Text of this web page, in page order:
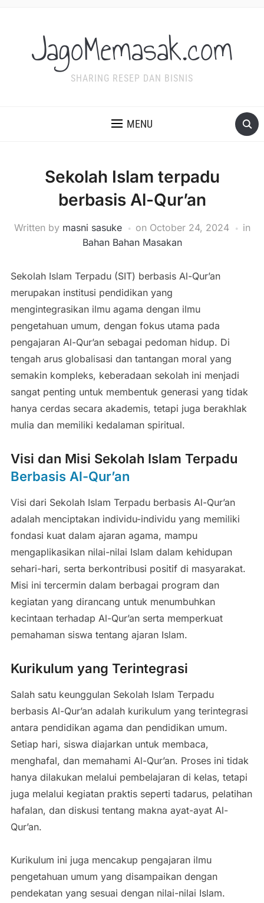
JagoMemasak.com
SHARING RESEP DAN BISNIS
MENU
Sekolah Islam terpadu
berbasis Al-Qur’an
Written by masni sasuke on October 24, 2024
in
Bahan Bahan Masakan
Sekolah Islam Terpadu (SIT) berbasis Al-Qur’an
merupakan institusi pendidikan yang
mengintegrasikan ilmu agama dengan ilmu
pengetahuan umum, dengan fokus utama pada
pengajaran Al-Qur’an sebagai pedoman hidup. Di
tengah arus globalisasi dan tantangan moral yang
semakin kompleks, keberadaan sekolah ini menjadi
sangat penting untuk membentuk generasi yang tidak
hanya cerdas secara akademis, tetapi juga berakhlak
mulia dan memiliki kedalaman spiritual.
Visi dan Misi Sekolah Islam Terpadu
Berbasis Al-Qur’an
Visi dari Sekolah Islam Terpadu berbasis Al-Qur’an
adalah menciptakan individu-individu yang memiliki
fondasi kuat dalam ajaran agama, mampu
mengaplikasikan nilai-nilai Islam dalam kehidupan
sehari-hari, serta berkontribusi positif di masyarakat.
Misi ini tercermin dalam berbagai program dan
kegiatan yang dirancang untuk menumbuhkan
kecintaan terhadap Al-Qur’an serta memperkuat
pemahaman siswa tentang ajaran Islam.
Kurikulum yang Terintegrasi
Salah satu keunggulan Sekolah Islam Terpadu
berbasis Al-Qur’an adalah kurikulum yang terintegrasi
antara pendidikan agama dan pendidikan umum.
Setiap hari, siswa diajarkan untuk membaca,
menghafal, dan memahami Al-Qur’an. Proses ini tidak
hanya dilakukan melalui pembelajaran di kelas, tetapi
juga melalui kegiatan praktis seperti tadarus, pelatihan
hafalan, dan diskusi tentang makna ayat-ayat Al-
Qur’an.
Kurikulum ini juga mencakup pengajaran ilmu
pengetahuan umum yang disampaikan dengan
pendekatan yang sesuai dengan nilai-nilai Islam.